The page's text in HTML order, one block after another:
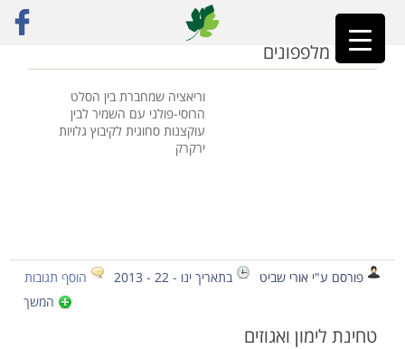
ראשי»אורי שביט
סלסת מלפפונים
וריאציה שמחברת בין הסלט
הרוסי-פולני עם השמיר לבין
עוקצנות סחוגית לקיבוץ גלויות
ירקרק
פורסם ע"י אורי שביט בתאריך ינו - 22 - 2013
הוסף תגובות
המשך
טחינת לימון ואגוזים